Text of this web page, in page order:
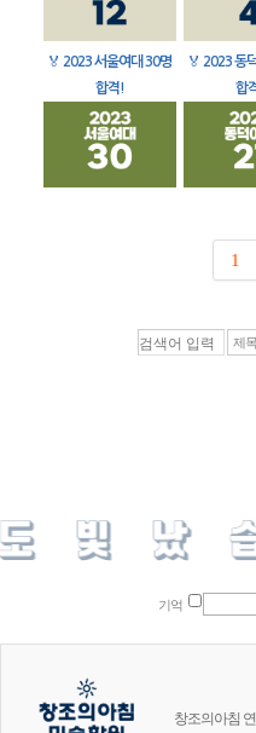
🏅 2023 서울여대 30명
합격!
🏅 2023 동
합
1
기억
창조의아침